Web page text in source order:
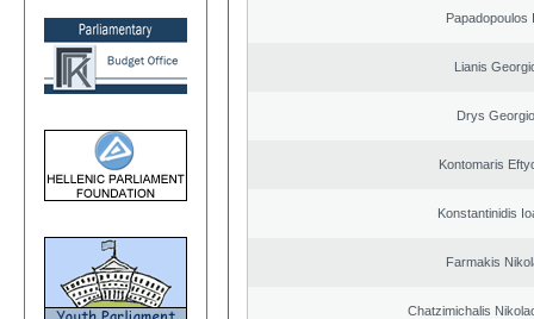
Papadopoulos
Lianis
Drys
Kontomaris
Konstantinidis
Farmakis
Chatzimichalis